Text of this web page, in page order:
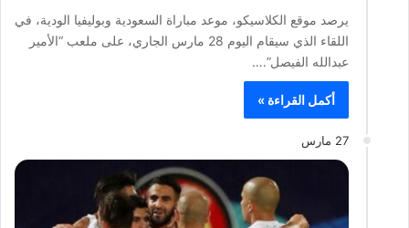
يرصد موقع الكلاسيكو، موعد مباراة السعودية وبوليفيا الودية، في
اللقاء الذي سيقام اليوم 28 مارس الجاري، على ملعب “الأمير
عبدالله الفيصل”.…
أكمل القراءة »
27 مارس